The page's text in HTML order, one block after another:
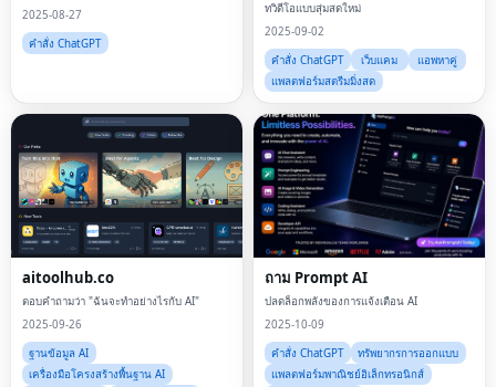
2025-08-27
คำสั่ง ChatGPT
ทวิดีโอแบบสุ่มสดใหม่
2025-09-02
คำสั่ง ChatGPT
เว็บแคม
แอพหาคู่
แพลตฟอร์มสตรีมมิ่งสด
aitoolhub.co
ตอบคำถามว่า "ฉันจะทำอย่างไรกับ AI"
2025-09-26
ฐานข้อมูล AI
เครื่องมือโครงสร้างพื้นฐาน AI
ถาม Prompt AI
ปลดล็อกพลังของการแจ้งเตือน AI
2025-10-09
คำสั่ง ChatGPT
ทรัพยากรการออกแบบ
แพลตฟอร์มพาณิชย์อิเล็กทรอนิกส์